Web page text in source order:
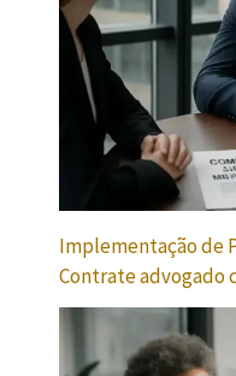
Implementação de
Contrate advogado